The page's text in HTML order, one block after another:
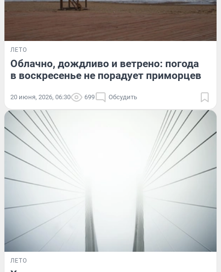
ЛЕТО
Облачно, дождливо и ветрено: погода
в воскресенье не порадует приморцев
20 июня, 2026, 06:30 699 Обсудить
ЛЕТО